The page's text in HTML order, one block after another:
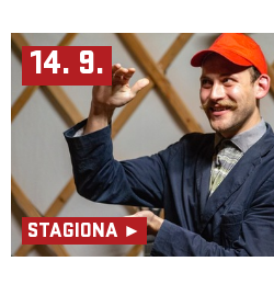
14. 9.
STAGIONA ►